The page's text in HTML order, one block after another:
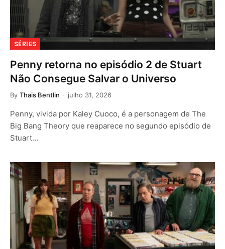
SÉRIES
Penny retorna no episódio 2 de Stuart
Não Consegue Salvar o Universo
By Thais Bentlin julho 31, 2026
Penny, vivida por Kaley Cuoco, é a personagem de The
Big Bang Theory que reaparece no segundo episódio de
Stuart…